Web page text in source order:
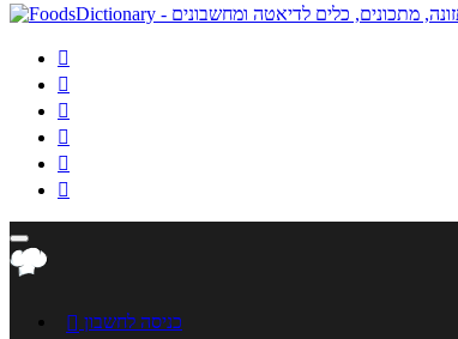






 כניסה לחשבון